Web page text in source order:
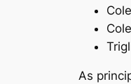
As